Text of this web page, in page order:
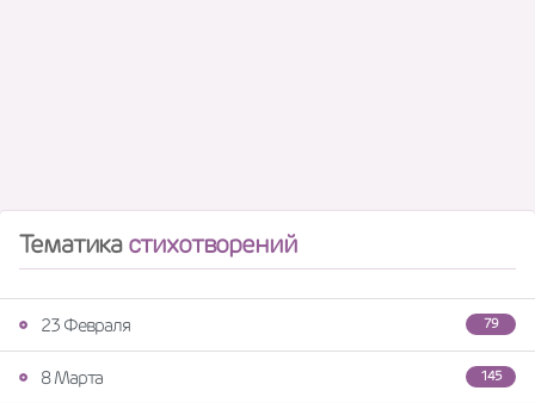
Тематикастихотворений
79
23 Февраля
145
8 Марта